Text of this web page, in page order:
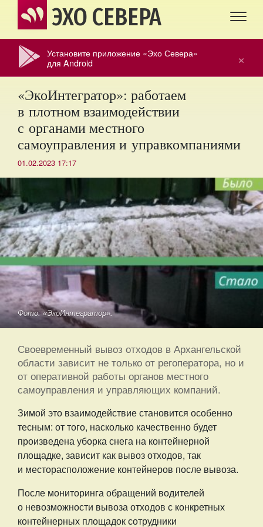
ЭХО СЕВЕРА
×
Установите приложение «Эхо Севера»
для Android
«ЭкоИнтегратор»: работаем
в плотном взаимодействии
с органами местного
самоуправления и управкомпаниями
01.02.2023 17:17
Фото: «ЭкоИнтегратор».
Своевременный вывоз отходов в Архангельской
области зависит не только от регоператора, но и
от оперативной работы органов местного
самоуправления и управляющих компаний.
Зимой это взаимодействие становится особенно
тесным: от того, насколько качественно будет
произведена уборка снега на контейнерной
площадке, зависит как вывоз отходов, так
и месторасположение контейнеров после вывоза.
После мониторинга обращений водителей
о невозможности вывоза отходов с конкретных
контейнерных площадок сотрудники